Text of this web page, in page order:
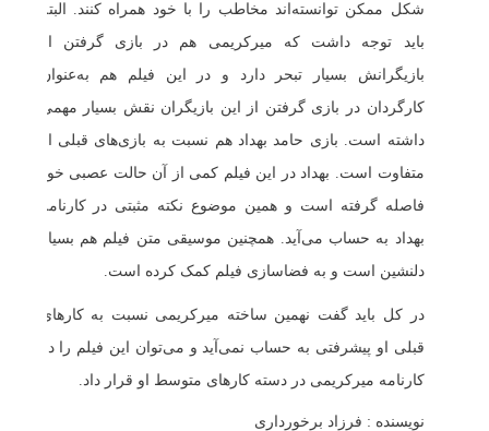
شکل ممکن توانسته‌اند مخاطب را با خود همراه کنند. البته
باید توجه داشت که میرکریمی هم در بازی گرفتن از
بازیگرانش بسیار تبحر دارد و در این فیلم هم به‌عنوان
کارگردان در بازی گرفتن از این بازیگران نقش بسیار مهمی
داشته است. بازی حامد بهداد هم نسبت به بازی‌های قبلی او
متفاوت است. بهداد در این فیلم کمی از آن حالت عصبی خود
فاصله گرفته است و همین موضوع نکته مثبتی در کارنامه
بهداد به حساب می‌آید. همچنین موسیقی متن فیلم هم بسیار
دلنشین است و به فضاسازی فیلم کمک کرده است.
در کل باید گفت نهمین ساخته میرکریمی نسبت به کارهای
قبلی او پیشرفتی به حساب نمی‌آید و می‌توان این فیلم را در
کارنامه میرکریمی در دسته کارهای متوسط او قرار داد.
نویسنده : فرزاد برخورداری